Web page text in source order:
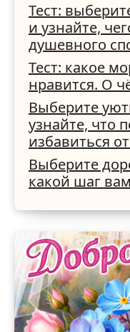
Тест:
и узнайте,
душевного
Тест: какое
нравится. О
Выберите
узнайте, что
избавиться
Выберите
какой шаг